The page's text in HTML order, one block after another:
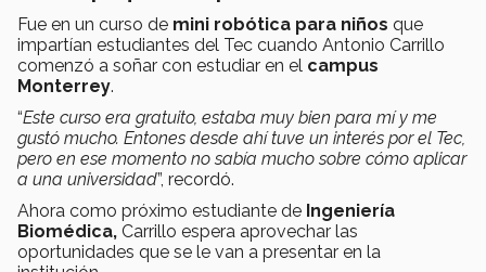
Fue en un curso de mini robótica para niños que
impartían estudiantes del Tec cuando Antonio Carrillo
comenzó a soñar con estudiar en el campus
Monterrey.
“Este curso era gratuito, estaba muy bien para mí y me
gustó mucho. Entones desde ahí tuve un interés por el Tec,
pero en ese momento no sabía mucho sobre cómo aplicar
a una universidad”, recordó.
Ahora como próximo estudiante de Ingeniería
Biomédica, Carrillo espera aprovechar las
oportunidades que se le van a presentar en la